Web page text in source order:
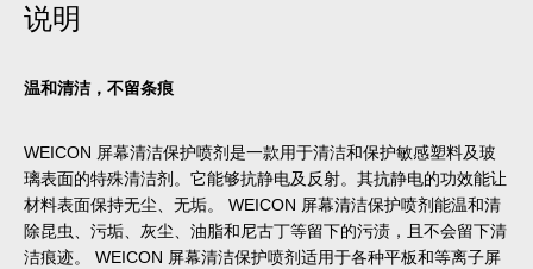
说明
温和清洁，不留条痕
WEICON 屏幕清洁保护喷剂是一款用于清洁和保护敏感塑料及玻
璃表面的特殊清洁剂。它能够抗静电及反射。其抗静电的功效能让
材料表面保持无尘、无垢。 WEICON 屏幕清洁保护喷剂能温和清
除昆虫、污垢、灰尘、油脂和尼古丁等留下的污渍，且不会留下清
洁痕迹。 WEICON 屏幕清洁保护喷剂适用于各种平板和等离子屏